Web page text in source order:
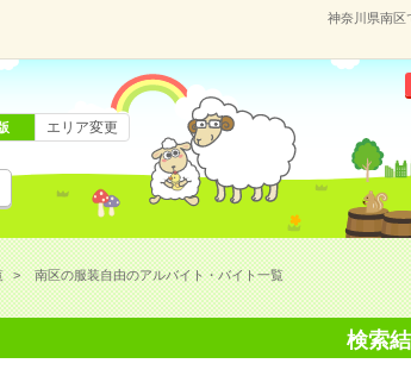
神奈川県南区
エリア変更
南区の服装自由のアルバイト・バイト一覧
検索